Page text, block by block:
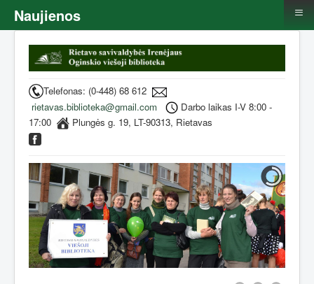
Telefonas: (0-448) 68 612
rietavas.biblioteka@gmail.com
Darbo laikas I-V 8:00 -
17:00
Plungės g. 19, LT-90313, Rietavas
Naujienos ≡